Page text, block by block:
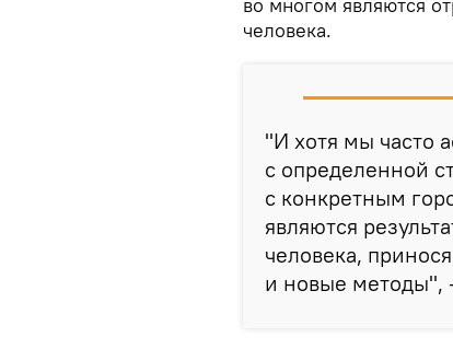
человека.
"И хотя мы часто
с определенной
с конкретным
являются
человека,
и новые методы",